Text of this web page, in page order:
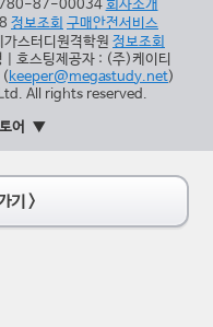
: 780-87-00034회사소개
정보조회 구매안전서비스
스터디원격학원 정보조회
| 호스팅제공자 : (주)케이티
(keeper@megastudy.net)
All rights reserved.
어
기 >